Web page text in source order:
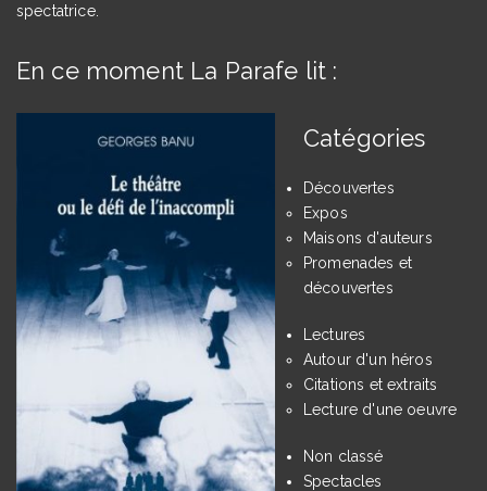
spectatrice.
En ce moment La Parafe lit :
Catégories
Découvertes
Expos
Maisons d'auteurs
Promenades et
découvertes
Lectures
Autour d'un héros
Citations et extraits
Lecture d'une oeuvre
Non classé
Spectacles